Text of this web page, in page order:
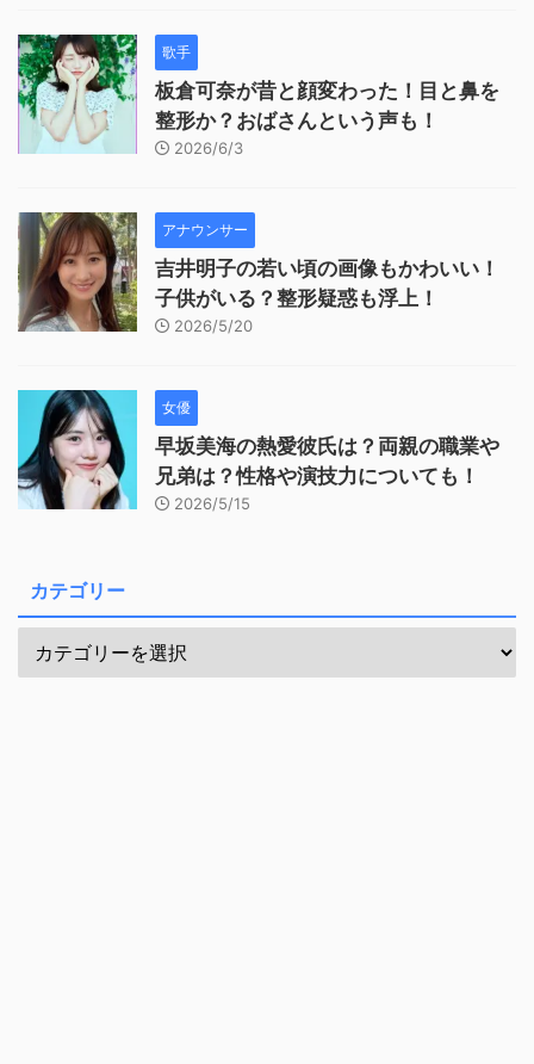
歌手
板倉可奈が昔と顔変わった！目と鼻を
整形か？おばさんという声も！
2026/6/3
アナウンサー
吉井明子の若い頃の画像もかわいい！
子供がいる？整形疑惑も浮上！
2026/5/20
女優
早坂美海の熱愛彼氏は？両親の職業や
兄弟は？性格や演技力についても！
2026/5/15
カテゴリー